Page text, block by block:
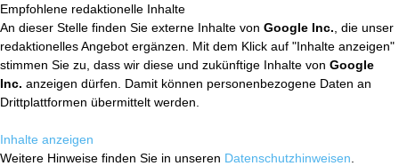
Empfohlene redaktionelle Inhalte
An dieser Stelle finden Sie externe Inhalte von Google Inc. , die unser
redaktionelles Angebot ergänzen. Mit dem Klick auf "Inhalte anzeigen"
stimmen Sie zu, dass wir diese und zukünftige Inhalte von Google
Inc. anzeigen dürfen. Damit können personenbezogene Daten an
Drittplattformen übermittelt werden.
Inhalte anzeigen
Weitere Hinweise finden Sie in unseren Datenschutzhinweisen